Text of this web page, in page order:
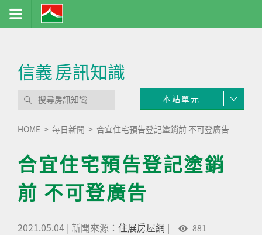
信義房訊知識
本站單元
HOME 每日新聞 合宜住宅預告登記塗銷前 不可登廣告
合宜住宅預告登記塗銷
前 不可登廣告
2021.05.04 | 新聞來源： 住展房屋網 | 881